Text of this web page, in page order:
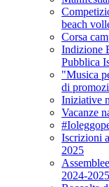
beach
Corsa
Indizione
Pubblica
"Musica
di
Iniziative
Vacanze
Iscrizioni
2025
2024-2025